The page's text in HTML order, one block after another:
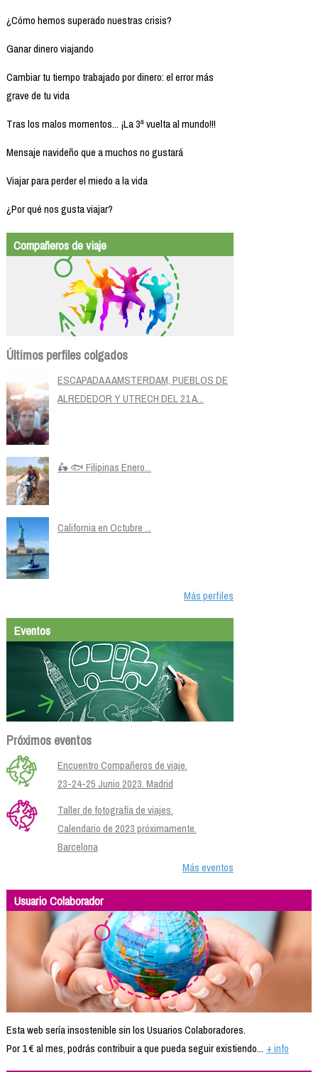
¿Cómo hemos superado nuestras crisis?
Ganar dinero viajando
Cambiar tu tiempo trabajado por dinero: el error más
grave de tu vida
Tras los malos momentos... ¡La 3ª vuelta al mundo!!!
Mensaje navideño que a muchos no gustará
Viajar para perder el miedo a la vida
¿Por qué nos gusta viajar?
Compañeros de viaje
Últimos perfiles colgados
ESCAPADA A AMSTERDAM, PUEBLOS DE
ALREDEDOR Y UTRECH DEL 21 A...
🛵 🐟 Filipinas Enero...
California en Octubre ...
Más perfiles
Eventos
Próximos eventos
Encuentro Compañeros de viaje.
23-24-25 Junio 2023. Madrid
Taller de fotografía de viajes.
Calendario de 2023 próximamente.
Barcelona
Más eventos
Usuario Colaborador
Esta web sería insostenible sin los Usuarios Colaboradores.
Por 1 € al mes, podrás contribuir a que pueda seguir existiendo... + info